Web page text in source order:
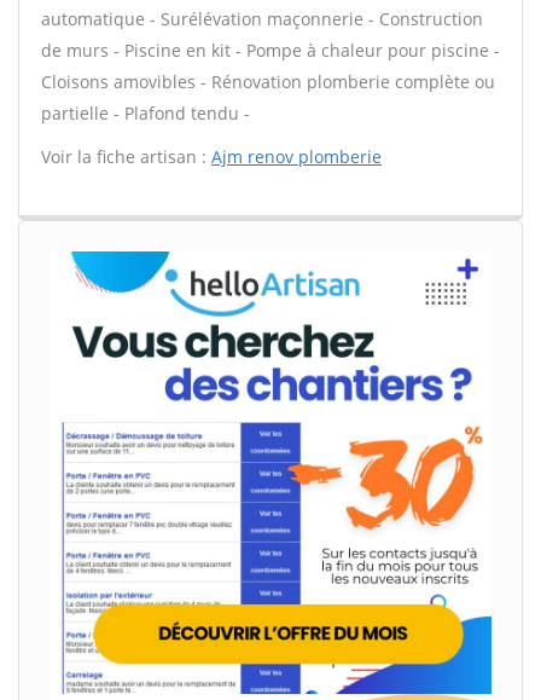
automatique - Surélévation maçonnerie - Construction
de murs - Piscine en kit - Pompe à chaleur pour piscine -
Cloisons amovibles - Rénovation plomberie complète ou
partielle - Plafond tendu -
Voir la fiche artisan : Ajm renov plomberie